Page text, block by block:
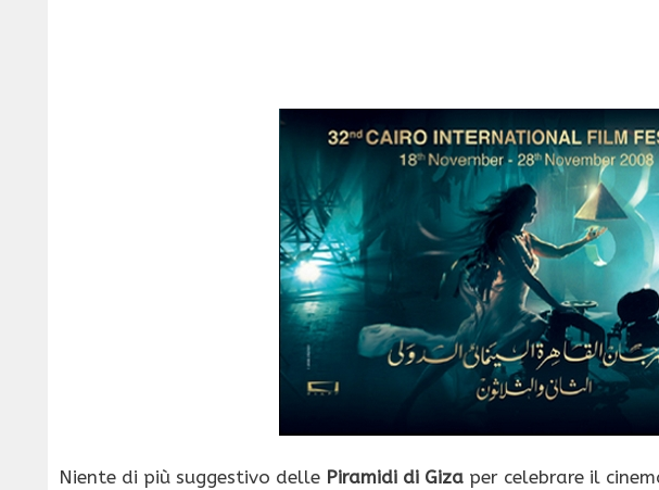
Niente di più suggestivo delle Piramidi di Giza per celebrare il